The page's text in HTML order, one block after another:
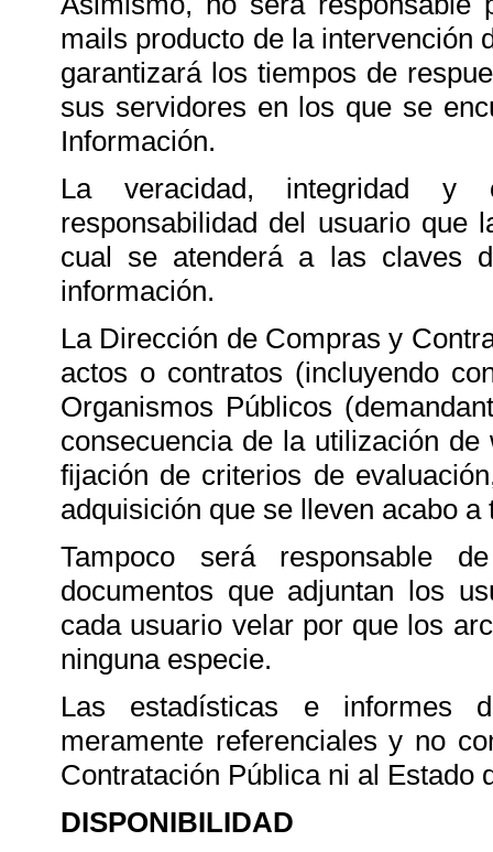
mails producto de la intervención
garantizará los tiempos de
sus servidores en los que se
Información.
La veracidad, integridad y
responsabilidad del usuario que
cual se atenderá a las claves
información.
La Dirección de Compras y
actos o contratos (incluyendo
Organismos Públicos
consecuencia de la utilización
fijación de criterios de
adquisición que se lleven acabo
Tampoco será responsable
documentos que adjuntan los
cada usuario velar por que los
ninguna especie.
Las estadísticas e informes
meramente referenciales y no
Contratación Pública ni al Estado
DISPONIBILIDAD